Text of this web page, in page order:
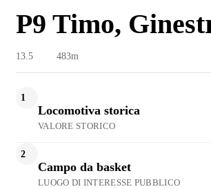
P9 Timo,
13.5 483m
1
Locomotiva storica
VALORE STORICO
2
Campo da basket
LUOGO DI INTERESSE PUBBLICO